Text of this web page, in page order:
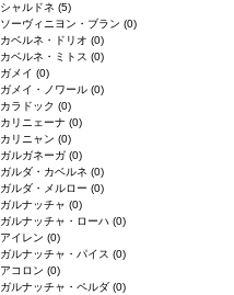
シャルドネ (5)
ソーヴィニヨン・ブラン (0)
カベルネ・ドリオ (0)
カベルネ・ミトス (0)
ガメイ (0)
ガメイ・ノワール (0)
カラドック (0)
カリニェーナ (0)
カリニャン (0)
ガルガネーガ (0)
ガルダ・カベルネ (0)
ガルダ・メルロー (0)
ガルナッチャ (0)
ガルナッチャ・ローハ (0)
アイレン (0)
ガルナッチャ・パイス (0)
アコロン (0)
ガルナッチャ・ペルダ (0)